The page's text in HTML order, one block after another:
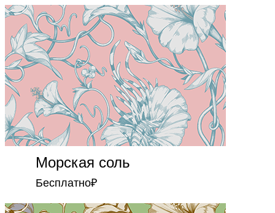
Морская соль
Бесплатно₽